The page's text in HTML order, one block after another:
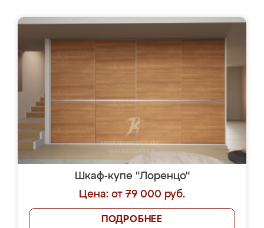
Шкаф-купе "Лоренцо"
Цена: от 79 000 руб.
ПОДРОБНЕЕ